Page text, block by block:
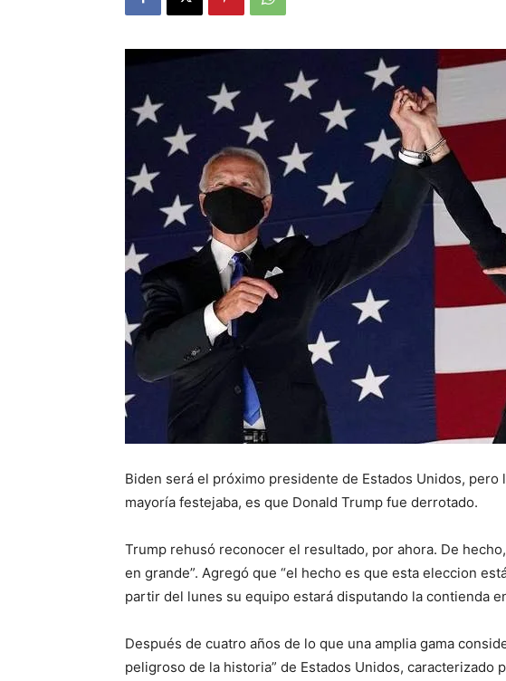
Biden será el próximo presidente de Estados Unidos,
mayoría festejaba, es que Donald Trump fue derrotado.
Trump rehusó reconocer el resultado, por ahora. De
en grande”. Agregó que “el hecho es que esta eleccion
partir del lunes su equipo estará disputando la contienda
Después de cuatro años de lo que una amplia gama
peligroso de la historia” de Estados Unidos, caracterizado